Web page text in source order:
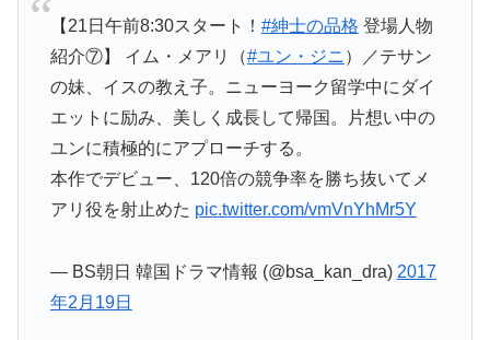
【21日午前8:30スタート！ #紳士の品格 登場人物
紹介⑦】 イム・メアリ（#ユン・ジニ）／テサン
の妹、イスの教え子。ニューヨーク留学中にダイ
エットに励み、美しく成長して帰国。片想い中の
ユンに積極的にアプローチする。
本作でデビュー、120倍の競争率を勝ち抜いてメ
アリ役を射止めた pic.twitter.com/vmVnYhMr5Y
— BS朝日 韓国ドラマ情報 (@bsa_kan_dra) 2017
年2月19日